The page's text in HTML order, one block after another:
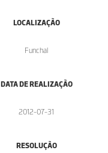
LOCALIZAÇÃO
Funchal
DATA DE REALIZAÇÃO
2012-07-31
RESOLUÇÃO